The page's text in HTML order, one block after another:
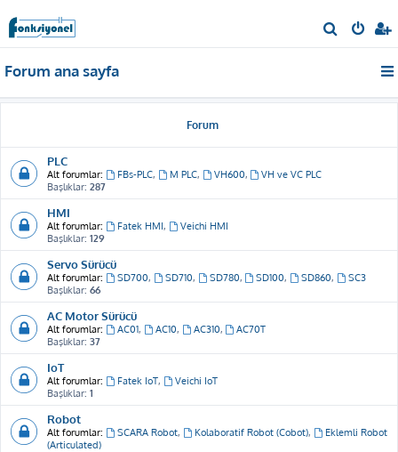
r
Forum ana sayfa
Forum
PLC
Alt forumlar: FBs-PLC, M PLC, VH600,
VH ve VC PLC
Başlıklar: 287
HMI
Alt forumlar: Fatek HMI,
Veichi HMI
Başlıklar: 129
Servo Sürücü
Alt forumlar: SD700, SD710, SD780, SD100, SD860,
SC3
Başlıklar: 66
AC Motor Sürücü
Alt forumlar: AC01, AC10, AC310,
AC70T
Başlıklar: 37
IoT
Alt forumlar: Fatek IoT,
Veichi IoT
Başlıklar: 1
Robot
Alt forumlar: SCARA Robot, Kolaboratif Robot (Cobot),
Eklemli Robot
(Articulated)